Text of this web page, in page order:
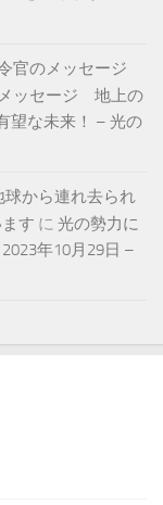
官のメッセージ
ッセージ 地上の
望な未来！ – 光の
から連れ去られ
す に 光の勢力に
年10月29日 –